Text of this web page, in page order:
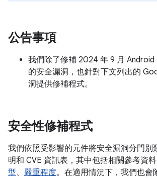
公告事項
我們除了修補 2024 年 9 月 Android
的安全漏洞，也針對下文列出的
洞提供修補程式。
安全性修補程式
我們依照受影響的元件將安全漏洞分門別
明和 CVE 資訊表，其中包括相關參考資料
型、 嚴重程度。在適用情況下，我們也會